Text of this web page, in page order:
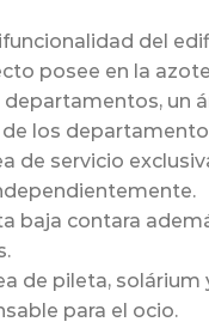
del
posee en la
departamentos, un
los
de servicio
baja contara
de pileta,
para el ocio.